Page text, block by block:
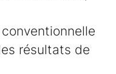
conventionnelle
résultats de